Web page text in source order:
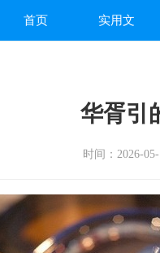
首页 实用文
华胥引
时间：2026-